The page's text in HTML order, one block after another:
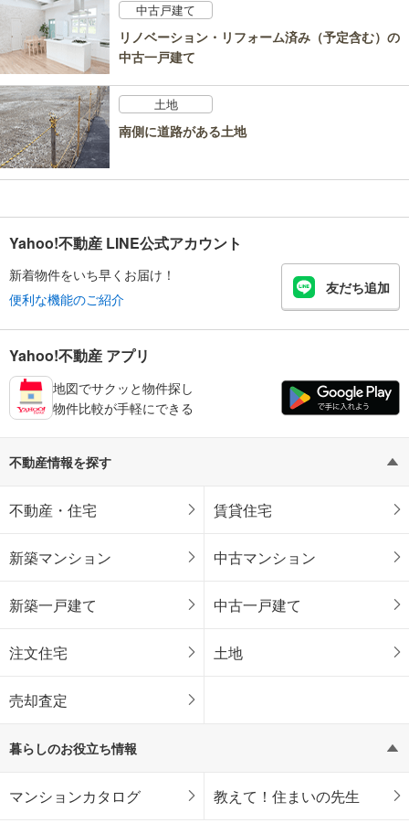
中古戸建て
リノベーション・リフォーム済み（予定含む）の
中古一戸建て
土地
南側に道路がある土地
Yahoo!不動産 LINE公式アカウント
新着物件をいち早くお届け！
便利な機能のご紹介
友だち追加
Yahoo!不動産 アプリ
地図でサクッと物件探し
物件比較が手軽にできる
不動産情報を探す
不動産・住宅 賃貸住宅
新築マンション 中古マンション
新築一戸建て 中古一戸建て
注文住宅 土地
売却査定
暮らしのお役立ち情報
マンションカタログ 教えて！住まいの先生